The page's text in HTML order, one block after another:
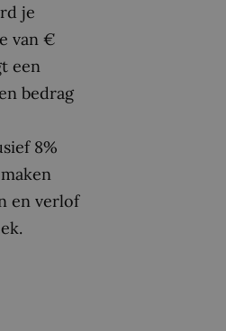
je
van €
een
bedrag
8%
en verlof